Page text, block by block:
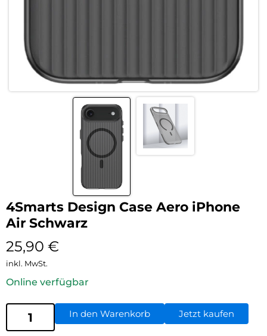
4Smarts Design Case Aero iPhone
Air Schwarz
25,90 €
inkl. MwSt.
Online verfügbar
In den Warenkorb Jetzt kaufen